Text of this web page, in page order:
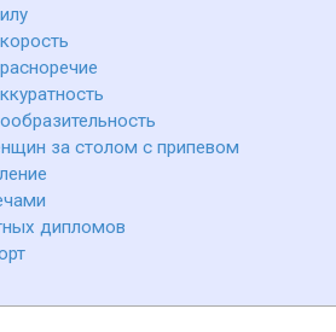
за столом с припевом
дипломов